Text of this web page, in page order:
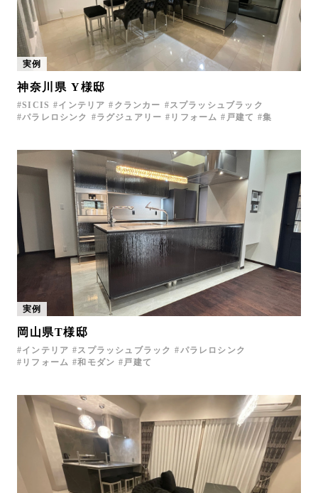
実例
神奈川県 Y様邸
SICIS インテリア クランカー
スプラッシュブラック
パラレロシンク
ラグジュアリー リフォーム 戸建て 集
実例
岡山県T様邸
インテリア スプラッシュブラック
パラレロシンク
リフォーム
和モダン 戸建て